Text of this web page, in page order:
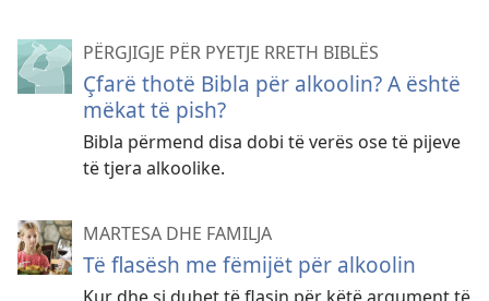
PËRGJIGJE PËR PYETJE RRETH BIBLËS
Çfarë thotë Bibla për alkoolin? A është
mëkat të pish?
Bibla përmend disa dobi të verës ose të pijeve
të tjera alkoolike.
MARTESA DHE FAMILJA
Të flasësh me fëmijët për alkoolin
Kur dhe si duhet të flasin për këtë argument të